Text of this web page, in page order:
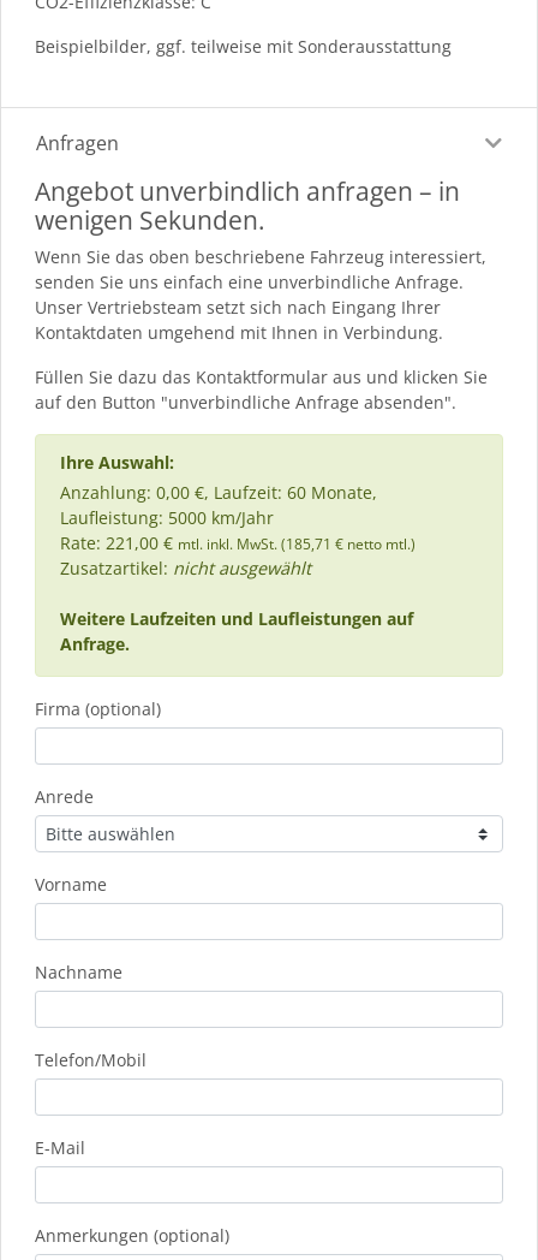
Beispielbilder, ggf. teilweise mit Sonderausstattung
Anfragen
Angebot unverbindlich anfragen – in
wenigen Sekunden.
Wenn Sie das oben beschriebene Fahrzeug interessiert,
senden Sie uns einfach eine unverbindliche Anfrage.
Unser Vertriebsteam setzt sich nach Eingang Ihrer
Kontaktdaten umgehend mit Ihnen in Verbindung.
Füllen Sie dazu das Kontaktformular aus und klicken Sie
auf den Button "unverbindliche Anfrage absenden".
Ihre Auswahl:
Anzahlung: 0,00 €, Laufzeit: 60 Monate,
Laufleistung: 5000 km/Jahr
Rate: 221,00 € mtl. inkl. MwSt. (185,71 € netto mtl.)
Zusatzartikel: nicht ausgewählt
Weitere Laufzeiten und Laufleistungen auf
Anfrage.
Firma (optional)
Anrede
Vorname
Nachname
Telefon/Mobil
E-Mail
Anmerkungen (optional)